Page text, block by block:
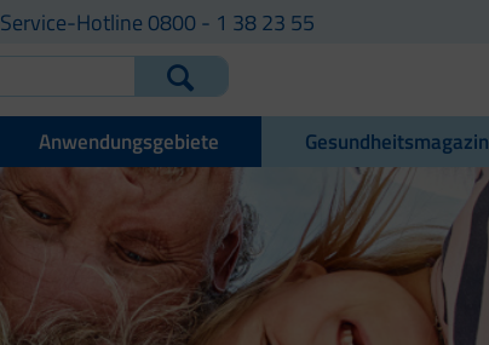
Service-Hotline 0800 - 1 38 23 55
Anwendungsgebiete Gesundheitsmagazin